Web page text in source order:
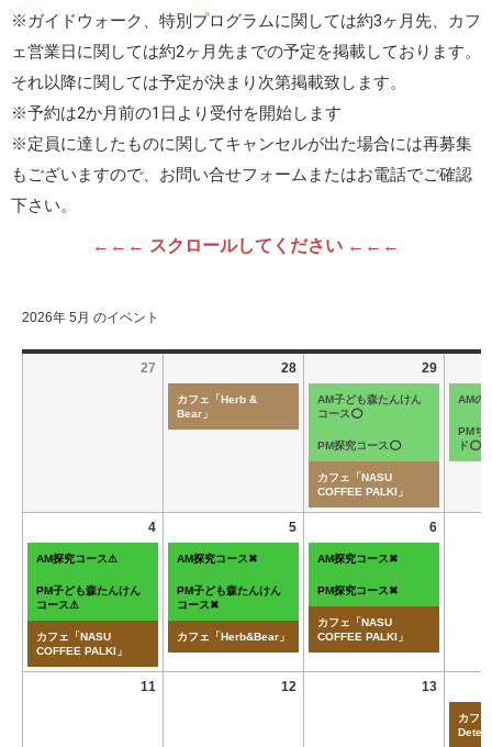
※ガイドウォーク、特別プログラムに関しては約3ヶ月先、カフ
ェ営業日に関しては約2ヶ月先までの予定を掲載しております。
それ以降に関しては予定が決まり次第掲載致します。
※予約は2か月前の1日より受付を開始します
※定員に達したものに関してキャンセルが出た場合には再募集
もございますので、お問い合せフォームまたはお電話でご確認
下さい。
←←← スクロールしてください ←←←
2026年 5月 のイベント
27 28
カフェ「Herb &
Bear」
29
AM子ども森たんけん
コース⭕
PM探究コース⭕
カフェ「NASU
COFFEE PALKI」
AMの
PMち
ド⭕
4
AM探究コース⚠
PM子ども森たんけん
コース⚠
カフェ「NASU
COFFEE PALKI」
5
AM探究コース✖
PM子ども森たんけん
コース✖
カフェ「Herb&Bear」
6
AM探究コース✖
PM探究コース✖
カフェ「NASU
COFFEE PALKI」
11 12 13
カフ